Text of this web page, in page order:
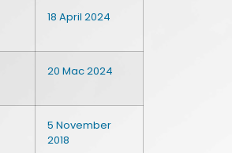
18 April 2024
20 Mac 2024
5 November
2018